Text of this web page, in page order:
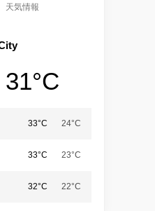
天気情報
31°C
33°C 24°C
33°C 23°C
32°C 22°C